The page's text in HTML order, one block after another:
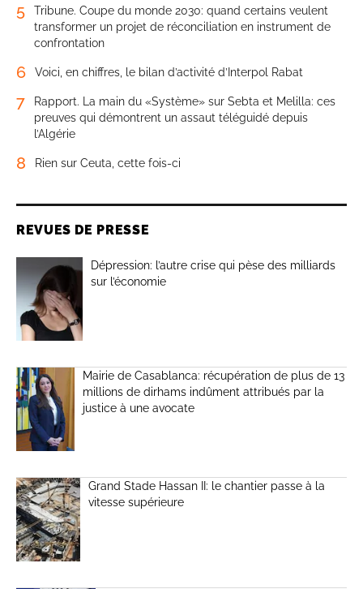
5
Tribune. Coupe du monde 2030: quand certains veulent
transformer un projet de réconciliation en instrument de
confrontation
6 Voici, en chiffres, le bilan d’activité d’Interpol Rabat
7
Rapport. La main du «Système» sur Sebta et Melilla: ces
preuves qui démontrent un assaut téléguidé depuis
l’Algérie
8 Rien sur Ceuta, cette fois-ci
REVUES DE PRESSE
Dépression: l’autre crise qui pèse des milliards
sur l’économie
Mairie de Casablanca: récupération de plus de 13
millions de dirhams indûment attribués par la
justice à une avocate
Grand Stade Hassan II: le chantier passe à la
vitesse supérieure